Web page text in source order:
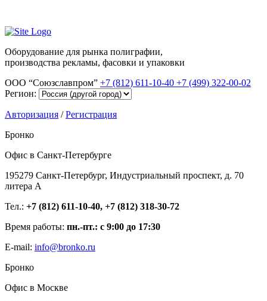
Оборудование для рынка полиграфии,
производства рекламы, фасовки и упаковки
ООО “Союзславпром” +7 (812) 611-10-40 +7 (499) 322-00-02
Регион:
Авторизация /Регистрация
Бронко
Офис в Санкт-Петербурге
195279 Санкт-Петербург, Индустриальный проспект, д. 70
литера А
Тел.: +7 (812) 611-10-40, +7 (812) 318-30-72
Время работы: пн.-пт.: с 9:00 до 17:30
E-mail: info@bronko.ru
Бронко
Офис в Москве